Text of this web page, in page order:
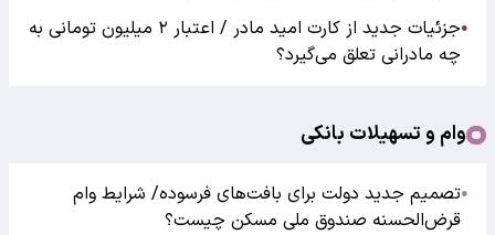
●
جزئیات جدید از کارت امید مادر / اعتبار ۲ میلیون تومانی به
چه مادرانی تعلق می‌گیرد؟
وام و تسهیلات بانکی
●تصمیم جدید دولت برای بافت‌های فرسوده/ شرایط وام
قرض‌الحسنه صندوق ملی مسکن چیست؟